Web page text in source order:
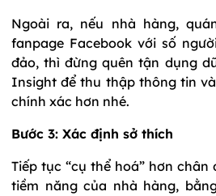
Ngoài ra, nếu nhà hàng,
fanpage Facebook với số
đảo, thì đừng quên tận dụng
Insight để thu thập thông tin
chính xác hơn nhé.
Bước 3: Xác định sở thích
Tiếp tục “cụ thể hoá” hơn
tiềm năng của nhà hàng,